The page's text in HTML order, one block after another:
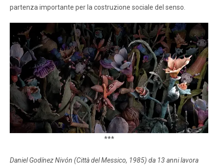
partenza importante per la costruzione sociale del senso.
***
Daniel Godínez Nivón (Città del Messico, 1985) da 13 anni lavora